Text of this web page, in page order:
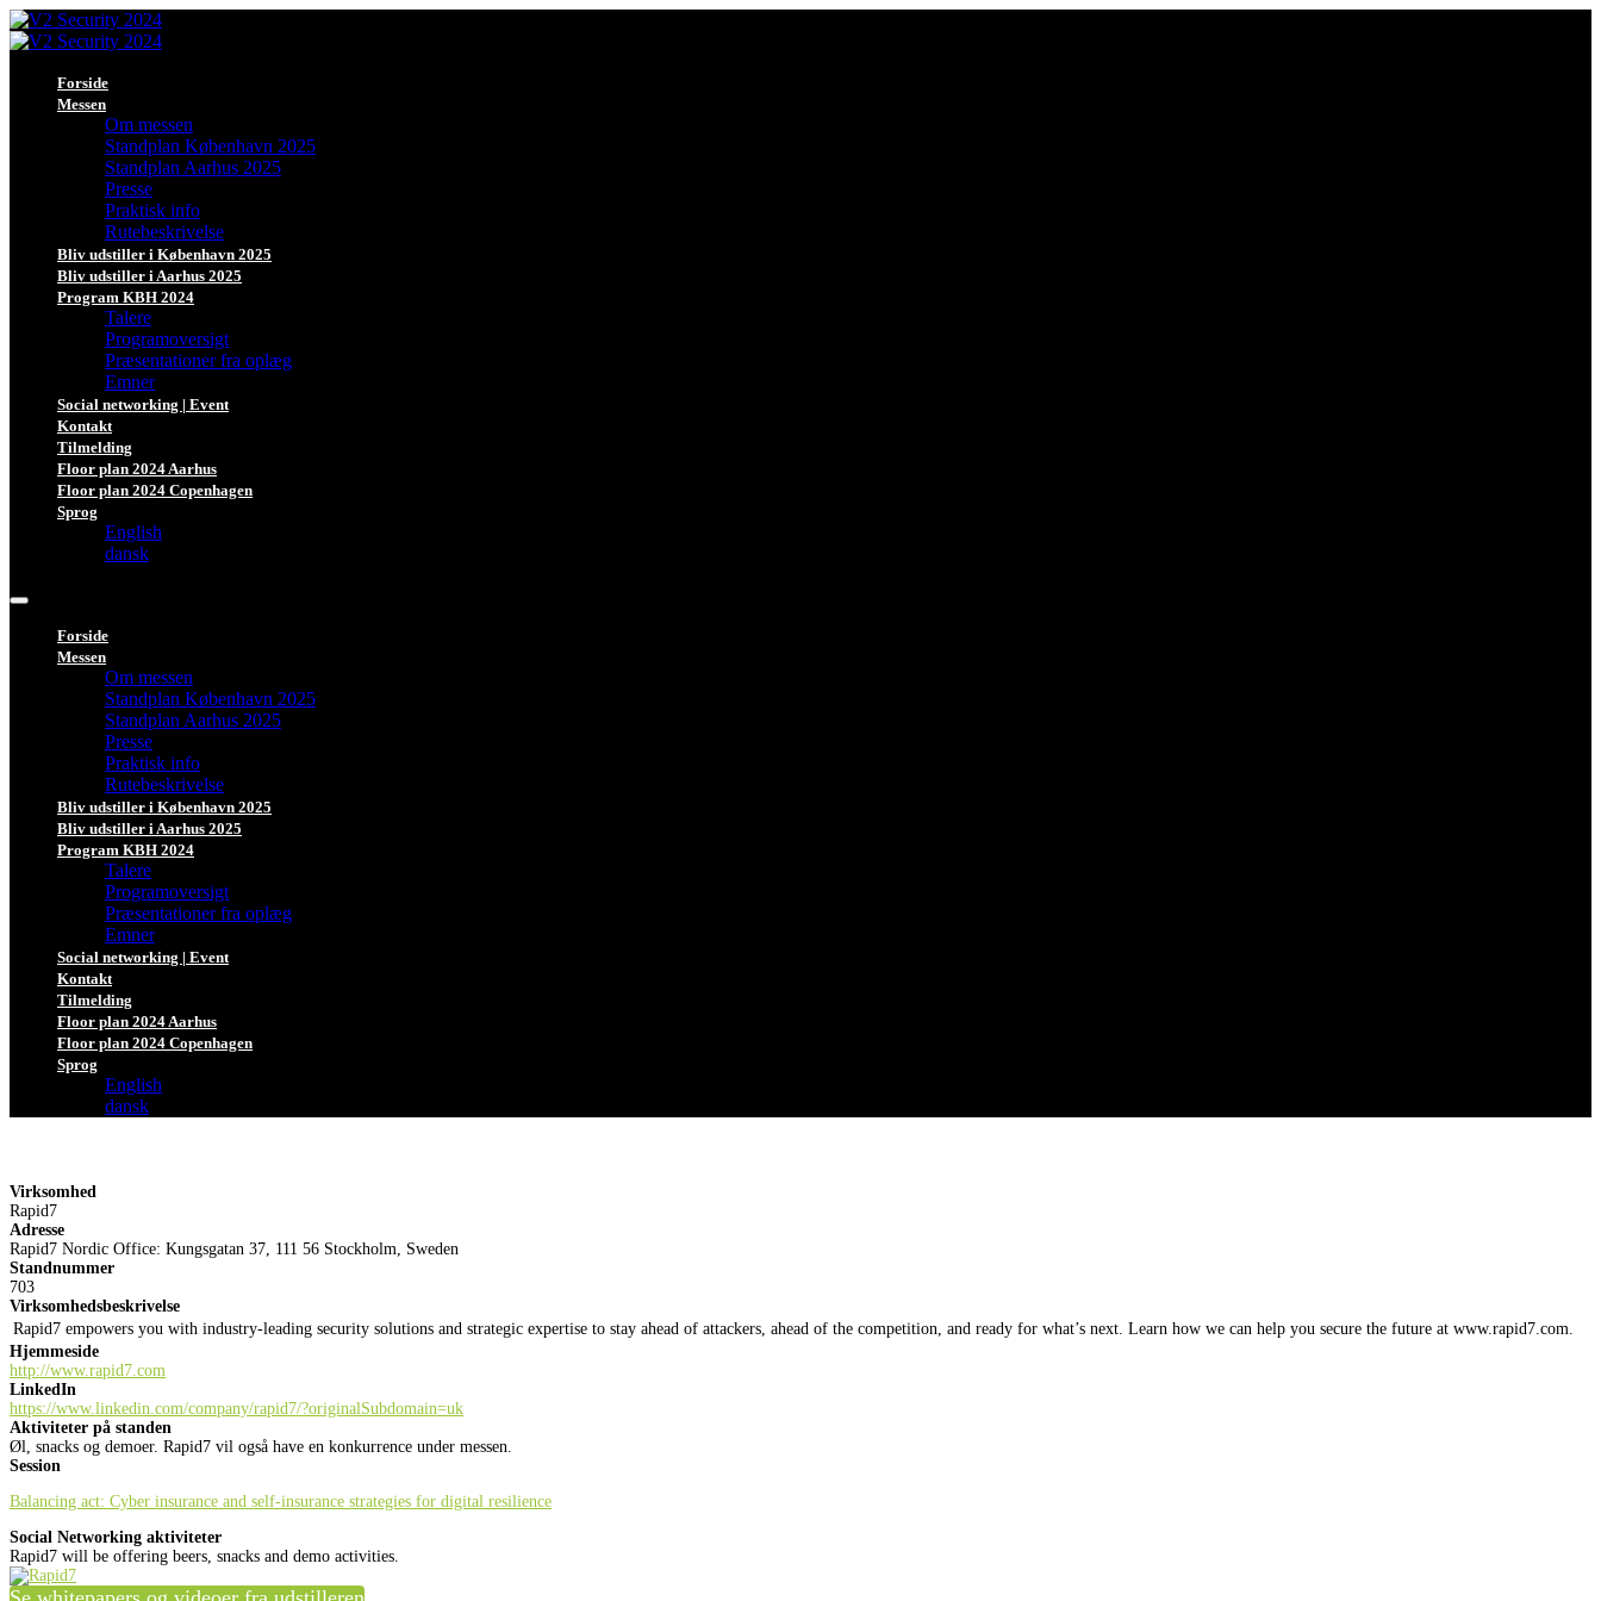
Forside
Messen
Om messen
Standplan København 2025
Standplan Aarhus 2025
Presse
Praktisk info
Rutebeskrivelse
Bliv udstiller i København 2025
Bliv udstiller i Aarhus 2025
Program KBH 2024
Talere
Programoversigt
Præsentationer fra oplæg
Emner
Social networking | Event
Kontakt
Tilmelding
Floor plan 2024 Aarhus
Floor plan 2024 Copenhagen
Sprog
English
dansk
Forside
Messen
Om messen
Standplan København 2025
Standplan Aarhus 2025
Presse
Praktisk info
Rutebeskrivelse
Bliv udstiller i København 2025
Bliv udstiller i Aarhus 2025
Program KBH 2024
Talere
Programoversigt
Præsentationer fra oplæg
Emner
Social networking | Event
Kontakt
Tilmelding
Floor plan 2024 Aarhus
Floor plan 2024 Copenhagen
Sprog
English
dansk
Virksomhed
Rapid7
Adresse
Rapid7 Nordic Office: Kungsgatan 37, 111 56 Stockholm, Sweden
Standnummer
703
Virksomhedsbeskrivelse
Rapid7 empowers you with industry-leading security solutions and strategic expertise to stay ahead of attackers, ahead of the competition, and ready for what’s next. Learn how we can help you secure the future at www.rapid7.com.
Hjemmeside
http://www.rapid7.com
LinkedIn
https://www.linkedin.com/company/rapid7/?originalSubdomain=uk
Aktiviteter på standen
Øl, snacks og demoer. Rapid7 vil også have en konkurrence under messen.
Session
Balancing act: Cyber insurance and self-insurance strategies for digital resilience
Social Networking aktiviteter
Rapid7 will be offering beers, snacks and demo activities.